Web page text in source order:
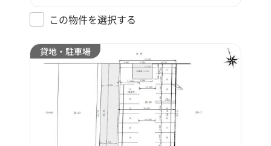
この物件を選択する
貸地・駐車場